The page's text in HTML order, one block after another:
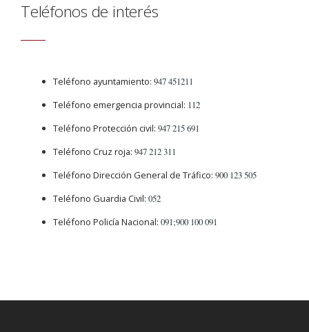
Teléfonos de interés
Teléfono ayuntamiento: 947 451211
Teléfono emergencia provincial: 112
Teléfono Protección civil: 947 215 691
Teléfono Cruz roja: 947 212 311
Teléfono Dirección General de Tráfico: 900 123 505
Teléfono Guardia Civil: 052
Teléfono Policía Nacional: 091;900 100 091